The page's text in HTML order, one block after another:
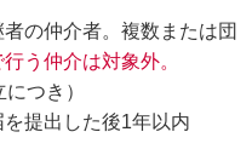
の仲介者。複数または団
う仲介は対象外。
つき）
提出した後1年以内